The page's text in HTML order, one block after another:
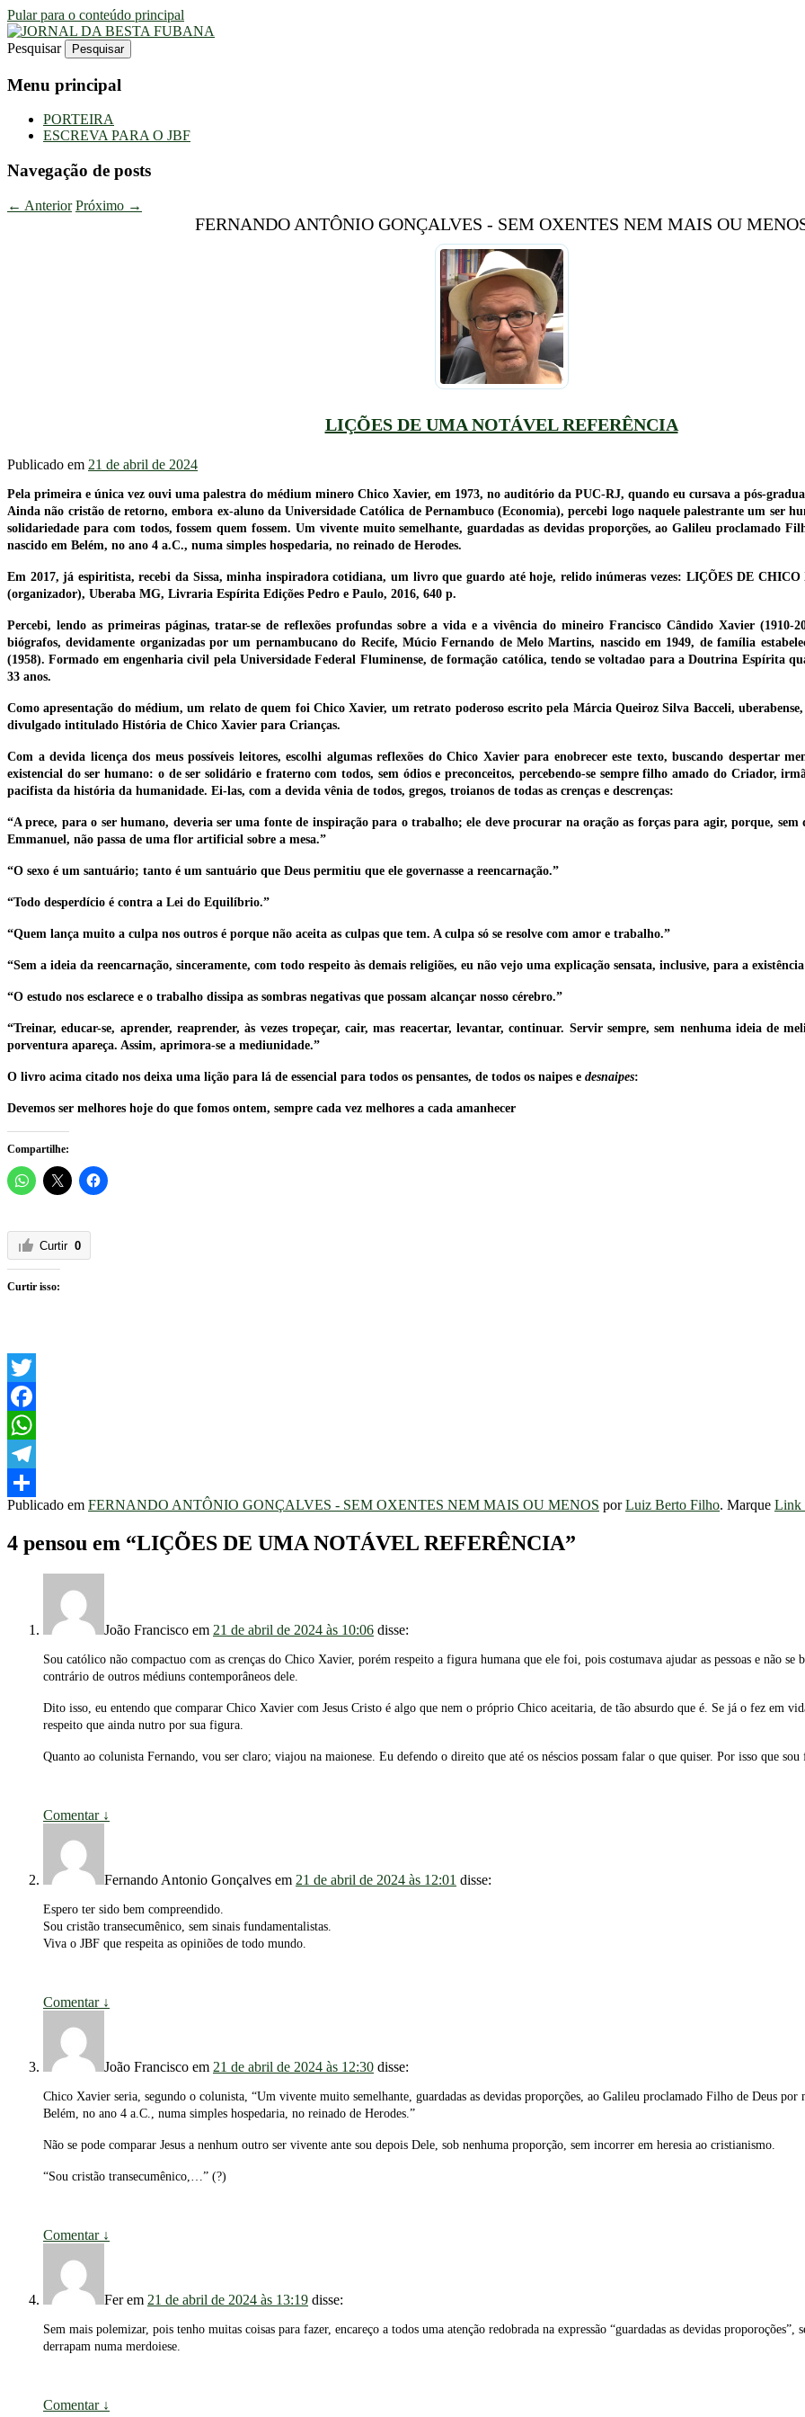
Pular para o conteúdo principal
JORNAL DA BESTA FUBANA
Uma Gazeta Escrota
Pesquisar
Menu principal
PORTEIRA
ESCREVA PARA O JBF
Navegação de posts
← Anterior Próximo →
FERNANDO ANTÔNIO GONÇALVES - SEM OXENTES NEM MAIS OU
LIÇÕES DE UMA NOTÁVEL REFERÊNCIA
Publicado em 21 de abril de 2024
Pela primeira e única vez ouvi uma palestra do médium minero Chico Xavier, em 1973, no auditório da PUC-RJ, quando eu cursava a pós-
Ainda não cristão de retorno, embora ex-aluno da Universidade Católica de Pernambuco (Economia), percebi logo naquele palestrante um ser
solidariedade para com todos, fossem quem fossem. Um vivente muito semelhante, guardadas as devidas proporções, ao Galileu proclamado
nascido em Belém, no ano 4 a.C., numa simples hospedaria, no reinado de Herodes.
Em 2017, já espiritista, recebi da Sissa, minha inspiradora cotidiana, um livro que guardo até hoje, relido inúmeras vezes: LIÇÕES DE
(organizador), Uberaba MG, Livraria Espírita Edições Pedro e Paulo, 2016, 640 p.
Percebi, lendo as primeiras páginas, tratar-se de reflexões profundas sobre a vida e a vivência do mineiro Francisco Cândido Xavier (1910-
biógrafos, devidamente organizadas por um pernambucano do Recife, Múcio Fernando de Melo Martins, nascido em 1949, de família
(1958). Formado em engenharia civil pela Universidade Federal Fluminense, de formação católica, tendo se voltadao para a Doutrina Espírita
33 anos.
Como apresentação do médium, um relato de quem foi Chico Xavier, um retrato poderoso escrito pela Márcia Queiroz Silva Bacceli,
divulgado intitulado História de Chico Xavier para Crianças.
Com a devida licença dos meus possíveis leitores, escolhi algumas reflexões do Chico Xavier para enobrecer este texto, buscando despertar
existencial do ser humano: o de ser solidário e fraterno com todos, sem ódios e preconceitos, percebendo-se sempre filho amado do Criador,
pacifista da história da humanidade. Ei-las, com a devida vênia de todos, gregos, troianos de todas as crenças e descrenças:
“A prece, para o ser humano, deveria ser uma fonte de inspiração para o trabalho; ele deve procurar na oração as forças para agir, porque,
Emmanuel, não passa de uma flor artificial sobre a mesa.”
“O sexo é um santuário; tanto é um santuário que Deus permitiu que ele governasse a reencarnação.”
“Todo desperdício é contra a Lei do Equilíbrio.”
“Quem lança muito a culpa nos outros é porque não aceita as culpas que tem. A culpa só se resolve com amor e trabalho.”
“Sem a ideia da reencarnação, sinceramente, com todo respeito às demais religiões, eu não vejo uma explicação sensata, inclusive, para a
“O estudo nos esclarece e o trabalho dissipa as sombras negativas que possam alcançar nosso cérebro.”
“Treinar, educar-se, aprender, reaprender, às vezes tropeçar, cair, mas reacertar, levantar, continuar. Servir sempre, sem nenhuma ideia de
porventura apareça. Assim, aprimora-se a mediunidade.”
O livro acima citado nos deixa uma lição para lá de essencial para todos os pensantes, de todos os naipes e desnaipes:
Devemos ser melhores hoje do que fomos ontem, sempre cada vez melhores a cada amanhecer
Compartilhe:
Curtir 0
Curtir isso:
Twitter
Facebook
WhatsApp
Telegram
Share
Publicado em FERNANDO ANTÔNIO GONÇALVES - SEM OXENTES NEM MAIS OU MENOS porLuiz Berto Filho. Marque Link
4 pensou em “LIÇÕES DE UMA NOTÁVEL REFERÊNCIA”
João Francisco em 21 de abril de 2024 às 10:06 disse:
Sou católico não compactuo com as crenças do Chico Xavier, porém respeito a figura humana que ele foi, pois costumava ajudar as pessoas e não se
contrário de outros médiuns contemporâneos dele.
Dito isso, eu entendo que comparar Chico Xavier com Jesus Cristo é algo que nem o próprio Chico aceitaria, de tão absurdo que é. Se já o fez em
respeito que ainda nutro por sua figura.
Quanto ao colunista Fernando, vou ser claro; viajou na maionese. Eu defendo o direito que até os néscios possam falar o que quiser. Por isso que sou
Comentar ↓
Fernando Antonio Gonçalves em 21 de abril de 2024 às 12:01 disse:
Espero ter sido bem compreendido.
Sou cristão transecumênico, sem sinais fundamentalistas.
Viva o JBF que respeita as opiniões de todo mundo.
Comentar ↓
João Francisco em 21 de abril de 2024 às 12:30 disse:
Chico Xavier seria, segundo o colunista, “Um vivente muito semelhante, guardadas as devidas proporções, ao Galileu proclamado Filho de Deus por
Belém, no ano 4 a.C., numa simples hospedaria, no reinado de Herodes.”
Não se pode comparar Jesus a nenhum outro ser vivente ante sou depois Dele, sob nenhuma proporção, sem incorrer em heresia ao cristianismo.
“Sou cristão transecumênico,…” (?)
Comentar ↓
Ferem 21 de abril de 2024 às 13:19 disse:
Sem mais polemizar, pois tenho muitas coisas para fazer, encareço a todos uma atenção redobrada na expressão “guardadas as devidas proporoções”,
derrapam numa merdoiese.
Comentar ↓